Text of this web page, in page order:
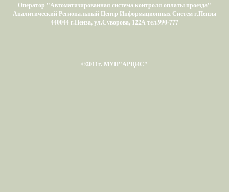
Оператор "Автоматизированная система контроля оплаты проезда"
Аналитический Региональный Центр Информационных Систем г.Пензы
440044 г.Пенза, ул.Суворова, 122А тел.990-777
©2011г. МУП"АРЦИС"